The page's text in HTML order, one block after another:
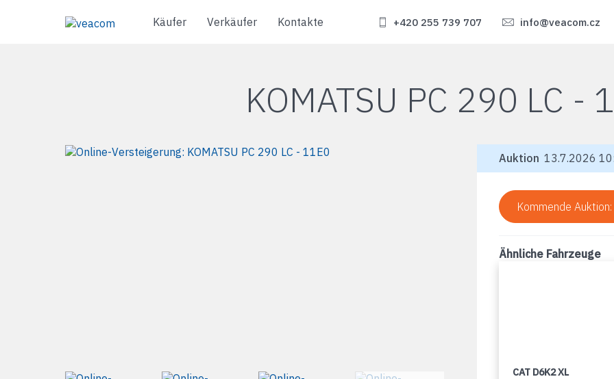
Käufer Verkäufer Kontakte +420 255 739 707 info@veacom.cz
KOMATSU PC 290 LC -
Auktion 13.7.2026
Kommende Auktion:
Ähnliche Fahrzeuge
CAT D6K2 XL